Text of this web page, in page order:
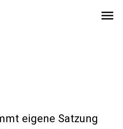
menu
eigene Satzung